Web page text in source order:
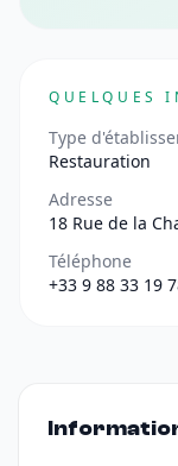
QUELQUES
Type
Restauration
Adresse
18 Rue de la
Téléphone
+33 9 88 33 19